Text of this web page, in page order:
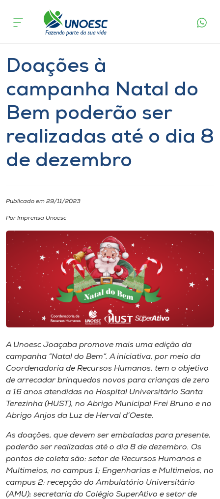
Cursos
Atendimento ao Estudante
Portal de Ensino
Internacionalização
I.nova
Diplomados
Cultura
CPA
Biblioteca
Editora
Rádio
Museu
Unoesc
Store
acontece
Geral
Doações à
campanha Natal do
Bem poderão ser
realizadas até o dia 8
de dezembro
Publicado em 29/11/2023
Por Imprensa Unoesc
A Unoesc Joaçaba promove mais uma edição da
campanha “Natal do Bem”. A iniciativa, por meio da
Coordenadoria de Recursos Humanos, tem o objetivo
de arrecadar brinquedos novos para crianças de zero
a 16 anos atendidas no Hospital Universitário Santa
Terezinha (HUST), no Abrigo Municipal Frei Bruno e no
Abrigo Anjos da Luz de Herval d’Oeste.
As doações, que devem ser embaladas para presente,
poderão ser realizadas até o dia 8 de dezembro. Os
pontos de coleta são: setor de Recursos Humanos e
Multimeios, no campus 1; Engenharias e Multimeios, no
campus 2; recepção do Ambulatório Universitário
(AMU); secretaria do Colégio SuperAtivo e setor de